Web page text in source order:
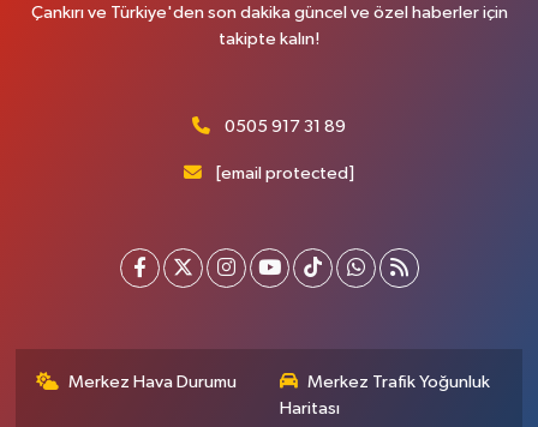
Çankırı ve Türkiye'den son dakika güncel ve özel haberler için
takipte kalın!
0505 917 31 89
[email protected]
Merkez Hava Durumu
Merkez Trafik Yoğunluk
Haritası